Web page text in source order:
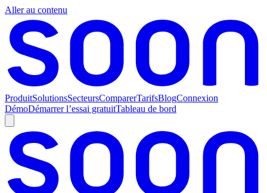
Aller au contenu
ProduitSolutionsSecteursComparerTarifsBlogConnexion
DémoDémarrer l’essai gratuitTableau de bord